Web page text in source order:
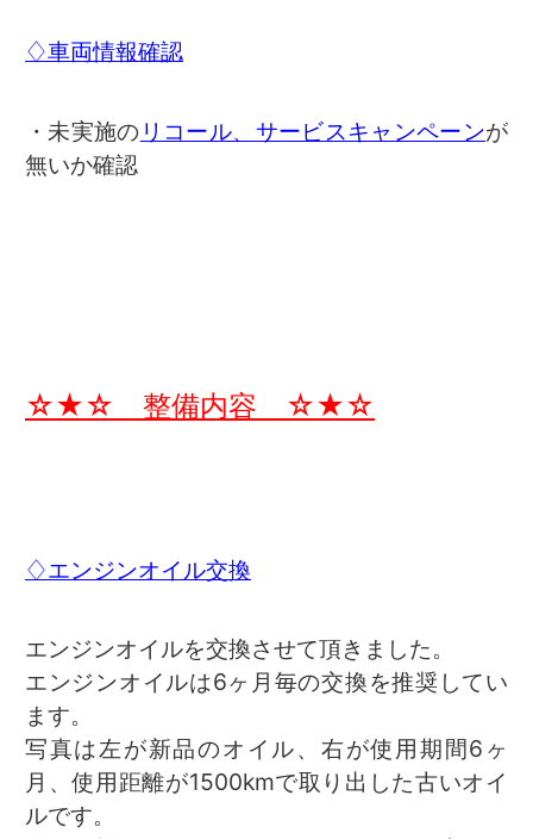
♢車両情報確認
・未実施の リコール、サービスキャンペーンが
無いか確認
☆★☆ 整備内容 ☆★☆
♢エンジンオイル交換
エンジンオイルを交換させて頂きました。
エンジンオイルは6ヶ月毎の交換を推奨してい
ます。
写真は左が新品のオイル、右が使用期間6ヶ
月、使用距離が1500kmで取り出した古いオイ
ルです。